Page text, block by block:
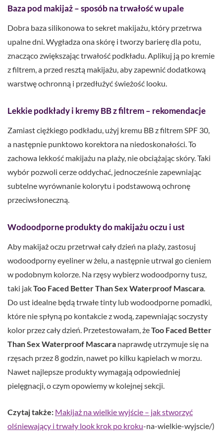
Baza pod makijaż – sposób na trwałość w upale
Dobra baza silikonowa to sekret makijażu, który przetrwa
upalne dni. Wygładza ona skórę i tworzy barierę dla potu,
znacząco zwiększając trwałość podkładu. Aplikuj ją po kremie
z filtrem, a przed resztą makijażu, aby zapewnić dodatkową
warstwę ochronną i przedłużyć świeżość looku.
Lekkie podkłady i kremy BB z filtrem – rekomendacje
Zamiast ciężkiego podkładu, użyj kremu BB z filtrem SPF 30,
a następnie punktowo korektora na niedoskonałości. To
zachowa lekkość makijażu na plaży, nie obciążając skóry. Taki
wybór pozwoli cerze oddychać, jednocześnie zapewniając
subtelne wyrównanie kolorytu i podstawową ochronę
przeciwsłoneczną.
Wodoodporne produkty do makijażu oczu i ust
Aby makijaż oczu przetrwał cały dzień na plaży, zastosuj
wodoodporny eyeliner w żelu, a następnie utrwal go cieniem
w podobnym kolorze. Na rzęsy wybierz wodoodporny tusz,
taki jakToo Faced Better Than Sex Waterproof Mascara.
Do ust idealne będą trwałe tinty lub wodoodporne pomadki,
które nie spłyną po kontakcie z wodą, zapewniając soczysty
kolor przez cały dzień. Przetestowałam, żeToo Faced Better
Than Sex Waterproof Mascara naprawdę utrzymuje się na
rzęsach przez 8 godzin, nawet po kilku kąpielach w morzu.
Nawet najlepsze produkty wymagają odpowiedniej
pielęgnacji, o czym opowiemy w kolejnej sekcji.
Czytaj także: Makijaż na wielkie wyjście – jak stworzyć
olśniewający i trwały look krok po kroku-na-wielkie-wyjscie/)